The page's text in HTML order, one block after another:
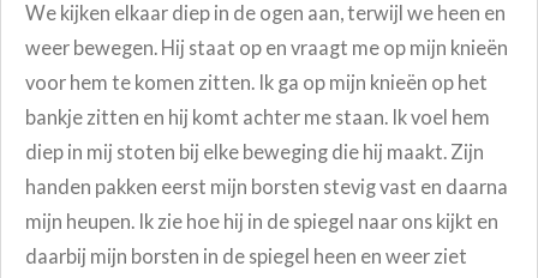
We kijken elkaar diep in de ogen aan, terwijl we heen en
weer bewegen. Hij staat op en vraagt me op mijn knieën
voor hem te komen zitten. Ik ga op mijn knieën op het
bankje zitten en hij komt achter me staan. Ik voel hem
diep in mij stoten bij elke beweging die hij maakt. Zijn
handen pakken eerst mijn borsten stevig vast en daarna
mijn heupen. Ik zie hoe hij in de spiegel naar ons kijkt en
daarbij mijn borsten in de spiegel heen en weer ziet